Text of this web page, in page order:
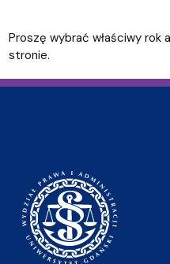
Proszę wybrać właściwy rok
stronie.